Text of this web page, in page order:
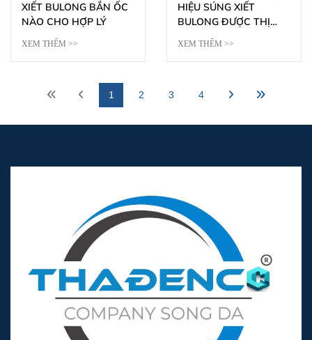
XIẾT BULONG BẮN ỐC
NÀO CHO HỢP LÝ
XEM THÊM >>
HIỆU SÚNG XIẾT
BULONG ĐƯỢC THỊ
TRƯỜNG ƯA CHUỘNG
XEM THÊM >>
1 2 3 4